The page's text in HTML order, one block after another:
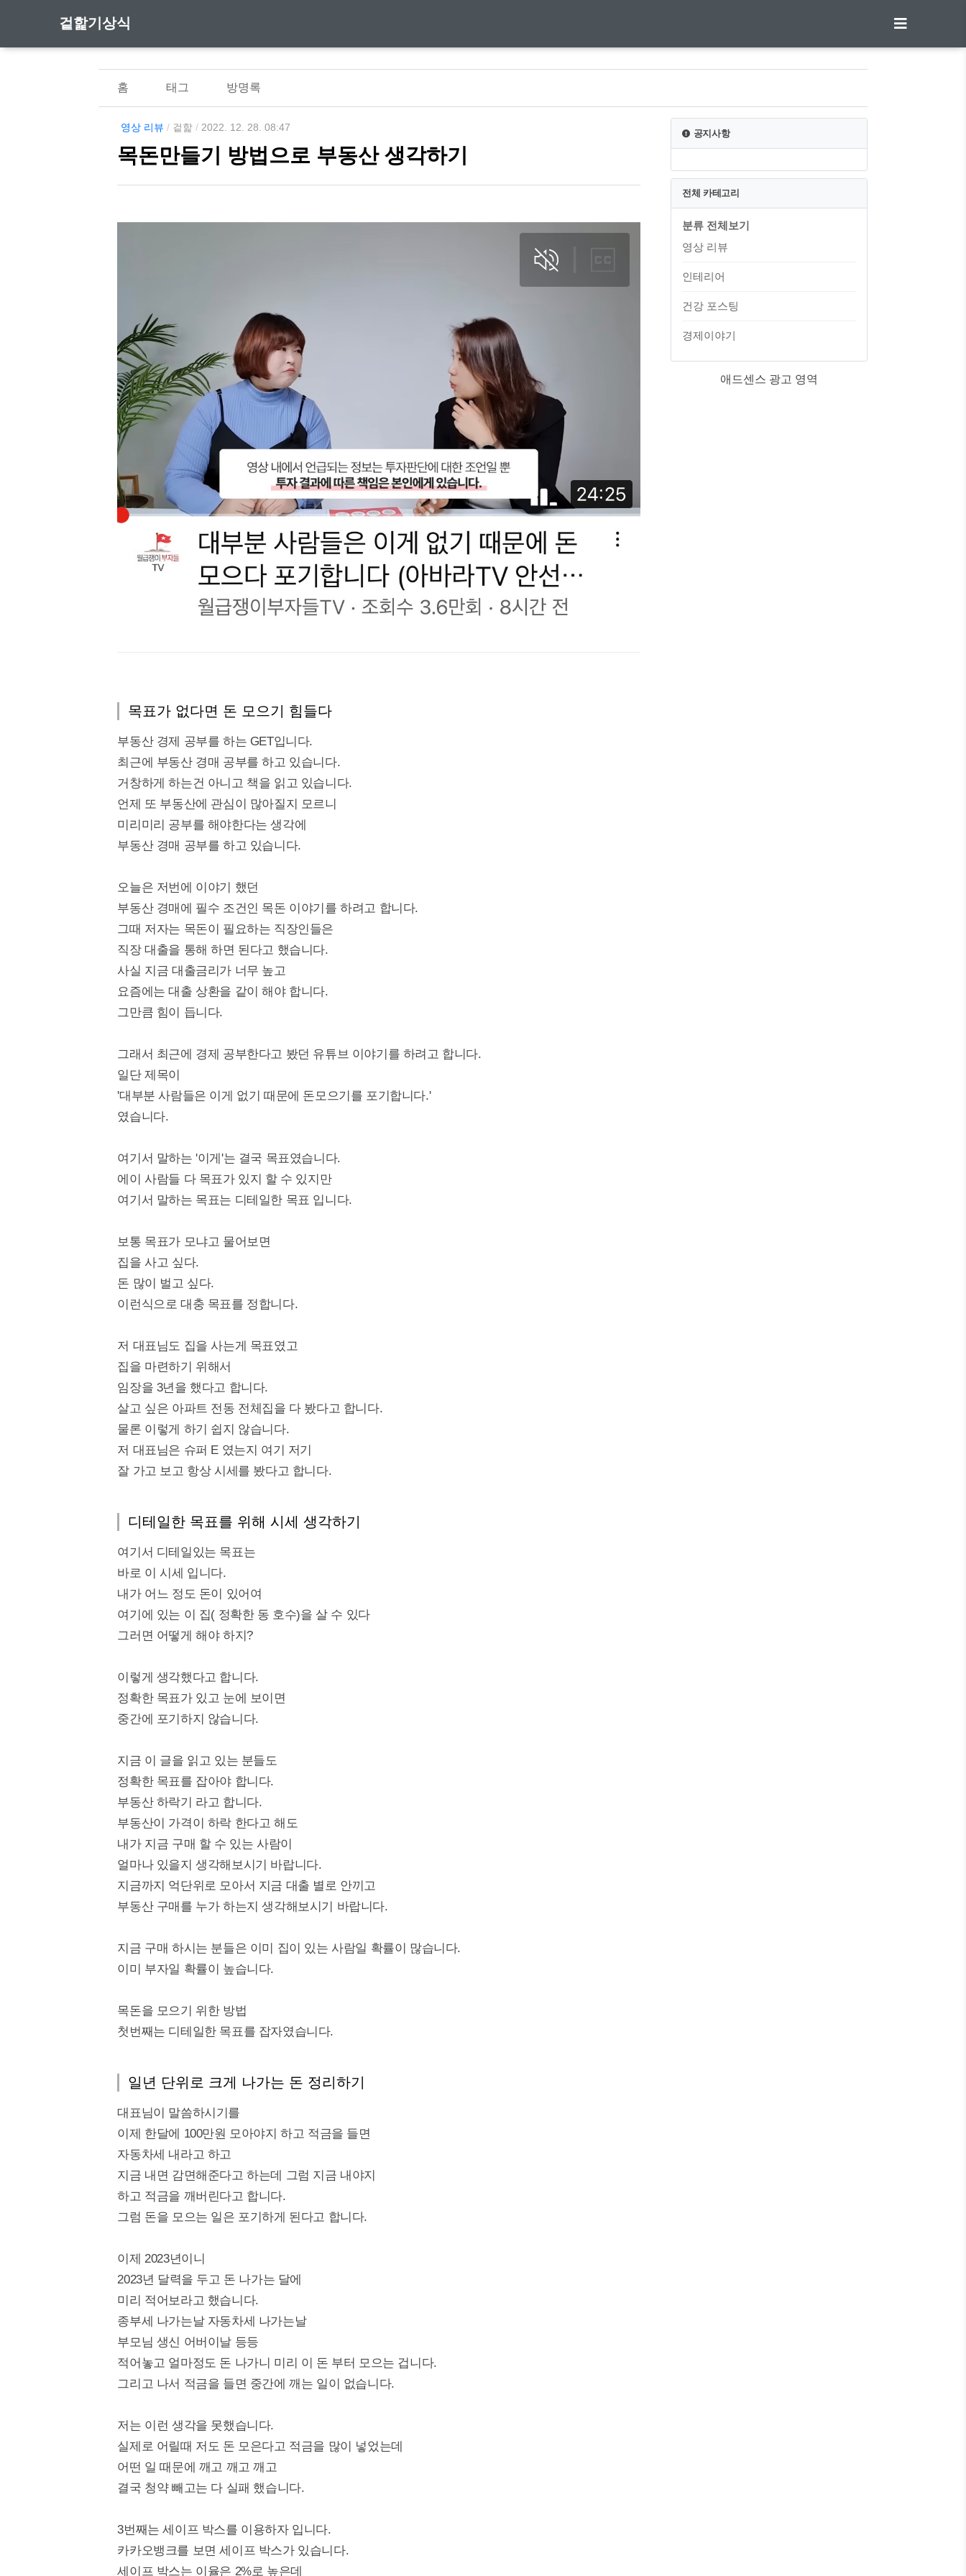
겉핥기상식
홈 태그 방명록
영상 리뷰 / 겉핥 / 2022. 12. 28. 08:47
목돈만들기 방법으로 부동산 생각하기
목표가 없다면 돈 모으기 힘들다
부동산 경제 공부를 하는 GET입니다.
최근에 부동산 경매 공부를 하고 있습니다.
거창하게 하는건 아니고 책을 읽고 있습니다.
언제 또 부동산에 관심이 많아질지 모르니
미리미리 공부를 해야한다는 생각에
부동산 경매 공부를 하고 있습니다.
오늘은 저번에 이야기 했던
부동산 경매에 필수 조건인 목돈 이야기를 하려고 합니다.
그때 저자는 목돈이 필요하는 직장인들은
직장 대출을 통해 하면 된다고 했습니다.
사실 지금 대출금리가 너무 높고
요즘에는 대출 상환을 같이 해야 합니다.
그만큼 힘이 듭니다.
그래서 최근에 경제 공부한다고 봤던 유튜브 이야기를 하려고 합니다.
일단 제목이
'대부분 사람들은 이게 없기 때문에 돈모으기를 포기합니다.'
였습니다.
여기서 말하는 '이게'는 결국 목표였습니다.
에이 사람들 다 목표가 있지 할 수 있지만
여기서 말하는 목표는 디테일한 목표 입니다.
보통 목표가 모냐고 물어보면
집을 사고 싶다.
돈 많이 벌고 싶다.
이런식으로 대충 목표를 정합니다.
저 대표님도 집을 사는게 목표였고
집을 마련하기 위해서
임장을 3년을 했다고 합니다.
살고 싶은 아파트 전동 전체집을 다 봤다고 합니다.
물론 이렇게 하기 쉽지 않습니다.
저 대표님은 슈퍼 E 였는지 여기 저기
잘 가고 보고 항상 시세를 봤다고 합니다.
디테일한 목표를 위해 시세 생각하기
여기서 디테일있는 목표는
바로 이 시세 입니다.
내가 어느 정도 돈이 있어여
여기에 있는 이 집( 정확한 동 호수)을 살 수 있다
그러면 어떻게 해야 하지?
이렇게 생각했다고 합니다.
정확한 목표가 있고 눈에 보이면
중간에 포기하지 않습니다.
지금 이 글을 읽고 있는 분들도
정확한 목표를 잡아야 합니다.
부동산 하락기 라고 합니다.
부동산이 가격이 하락 한다고 해도
내가 지금 구매 할 수 있는 사람이
얼마나 있을지 생각해보시기 바랍니다.
지금까지 억단위로 모아서 지금 대출 별로 안끼고
부동산 구매를 누가 하는지 생각해보시기 바랍니다.
지금 구매 하시는 분들은 이미 집이 있는 사람일 확률이 많습니다.
이미 부자일 확률이 높습니다.
목돈을 모으기 위한 방법
첫번째는 디테일한 목표를 잡자였습니다.
일년 단위로 크게 나가는 돈 정리하기
대표님이 말씀하시기를
이제 한달에 100만원 모아야지 하고 적금을 들면
자동차세 내라고 하고
지금 내면 감면해준다고 하는데 그럼 지금 내야지
하고 적금을 깨버린다고 합니다.
그럼 돈을 모으는 일은 포기하게 된다고 합니다.
이제 2023년이니
2023년 달력을 두고 돈 나가는 달에
미리 적어보라고 했습니다.
종부세 나가는날 자동차세 나가는날
부모님 생신 어버이날 등등
적어놓고 얼마정도 돈 나가니 미리 이 돈 부터 모으는 겁니다.
그리고 나서 적금을 들면 중간에 깨는 일이 없습니다.
저는 이런 생각을 못했습니다.
실제로 어릴때 저도 돈 모은다고 적금을 많이 넣었는데
어떤 일 때문에 깨고 깨고 깨고
결국 청약 빼고는 다 실패 했습니다.
3번째는 세이프 박스를 이용하자 입니다.
카카오뱅크를 보면 세이프 박스가 있습니다.
세이프 박스는 이율은 2%로 높은데
공지사항
전체 카테고리
분류 전체보기
영상 리뷰
인테리어
건강 포스팅
경제이야기
애드센스 광고 영역